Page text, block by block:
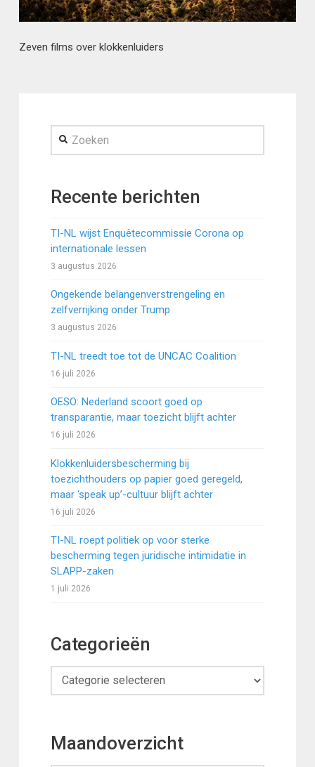
Zeven films over klokkenluiders
Zoeken
Recente berichten
TI-NL wijst Enquêtecommissie Corona op
internationale lessen
3 augustus 2026
Ongekende belangenverstrengeling en
zelfverrijking onder Trump
3 augustus 2026
TI-NL treedt toe tot de UNCAC Coalition
16 juli 2026
OESO: Nederland scoort goed op
transparantie, maar toezicht blijft achter
16 juli 2026
Klokkenluidersbescherming bij
toezichthouders op papier goed geregeld,
maar ‘speak up’-cultuur blijft achter
16 juli 2026
TI-NL roept politiek op voor sterke
bescherming tegen juridische intimidatie in
SLAPP-zaken
1 juli 2026
Categorieën
Categorieën
Maandoverzicht